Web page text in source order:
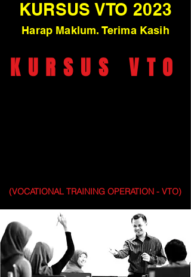
KURSUS VTO 2023
Harap Maklum. Terima Kasih
KURSUS VTO
(VOCATIONAL TRAINING OPERATION - VTO)